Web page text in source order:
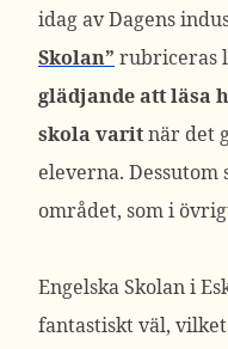
idag av Dagens
Skolan” rubriceras
glädjande att läsa
skola varitnär det
eleverna.
området, som i
Engelska Skolan i
fantastiskt väl,